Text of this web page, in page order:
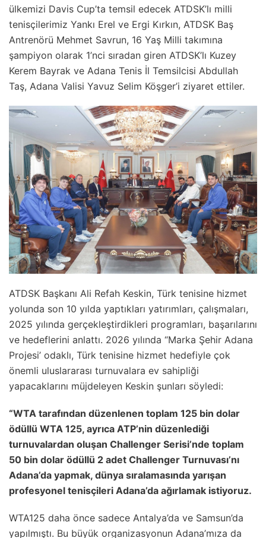
ülkemizi Davis Cup’ta temsil edecek ATDSK’lı milli
tenisçilerimiz Yankı Erel ve Ergi Kırkın, ATDSK Baş
Antrenörü Mehmet Savrun, 16 Yaş Milli takımına
şampiyon olarak 1’nci sıradan giren ATDSK’lı Kuzey
Kerem Bayrak ve Adana Tenis İl Temsilcisi Abdullah
Taş, Adana Valisi Yavuz Selim Köşger’i ziyaret ettiler.
ATDSK Başkanı Ali Refah Keskin, Türk tenisine hizmet
yolunda son 10 yılda yaptıkları yatırımları, çalışmaları,
2025 yılında gerçekleştirdikleri programları, başarılarını
ve hedeflerini anlattı. 2026 yılında “Marka Şehir Adana
Projesi’ odaklı, Türk tenisine hizmet hedefiyle çok
önemli uluslararası turnuvalara ev sahipliği
yapacaklarını müjdeleyen Keskin şunları söyledi:
“WTA tarafından düzenlenen toplam 125 bin dolar
ödüllü WTA 125, ayrıca ATP’nin düzenlediği
turnuvalardan oluşan Challenger Serisi’nde toplam
50 bin dolar ödüllü 2 adet Challenger Turnuvası’nı
Adana’da yapmak, dünya sıralamasında yarışan
profesyonel tenisçileri Adana’da ağırlamak istiyoruz.
WTA125 daha önce sadece Antalya’da ve Samsun’da
yapılmıştı. Bu büyük organizasyonun Adana’mıza da